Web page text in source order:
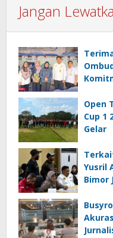
Jangan
Mal
Open
Cup 1
Gelar
Yusril
Bimor
Jurnalistik, Fondasi